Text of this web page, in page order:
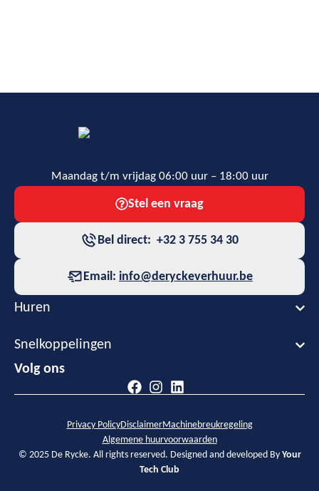
Maandag t/m vrijdag 06:00 uur – 18:00 uur
Stel een vraag
Bel direct: +32 3 755 34 30
Email: info@deryckeverhuur.be
Huren
Snelkoppelingen
Volg ons
© 2025 De Rycke. All rights reserved. Designed and developed By Your
Tech Club
Privacy PolicyDisclaimerMachinebreukregeling
Algemene huurvoorwaarden